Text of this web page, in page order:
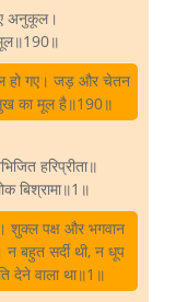
अनुकूल।
हो गए। जड़ और चेतन
सुख का मूल है॥190॥
हरिप्रीता॥
बिश्रामा॥1॥
शुक्ल पक्ष और भगवान
न बहुत सर्दी थी, न धूप
देने वाला था॥1॥